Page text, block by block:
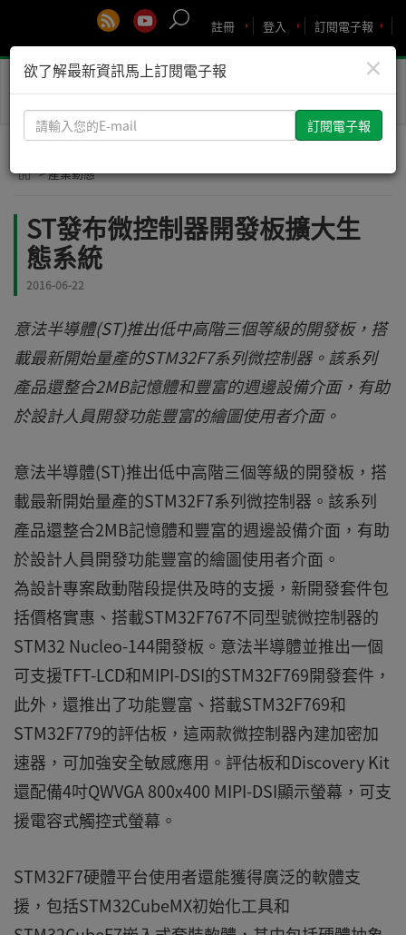
訂閱電子報
登入
註冊
Toggle
> 產業動態
ST發布微控制器開發板擴大生
態系統
2016-06-22
意法半導體(ST)推出低中高階三個等級的開發板，搭
載最新開始量產的STM32F7系列微控制器。該系列
產品還整合2MB記憶體和豐富的週邊設備介面，有助
於設計人員開發功能豐富的繪圖使用者介面。
意法半導體(ST)推出低中高階三個等級的開發板，搭
載最新開始量產的STM32F7系列微控制器。該系列
產品還整合2MB記憶體和豐富的週邊設備介面，有助
於設計人員開發功能豐富的繪圖使用者介面。
為設計專案啟動階段提供及時的支援，新開發套件包
括價格實惠、搭載STM32F767不同型號微控制器的
STM32 Nucleo-144開發板。意法半導體並推出一個
可支援TFT-LCD和MIPI-DSI的STM32F769開發套件，
此外，還推出了功能豐富、搭載STM32F769和
STM32F779的評估板，這兩款微控制器內建加密加
速器，可加強安全敏感應用。評估板和Discovery Kit
還配備4吋QWVGA 800x400 MIPI-DSI顯示螢幕，可支
援電容式觸控式螢幕。
STM32F7硬體平台使用者還能獲得廣泛的軟體支
援，包括STM32CubeMX初始化工具和
×
欲了解最新資訊馬上訂閱電子報
請
輸
您
E-
mail